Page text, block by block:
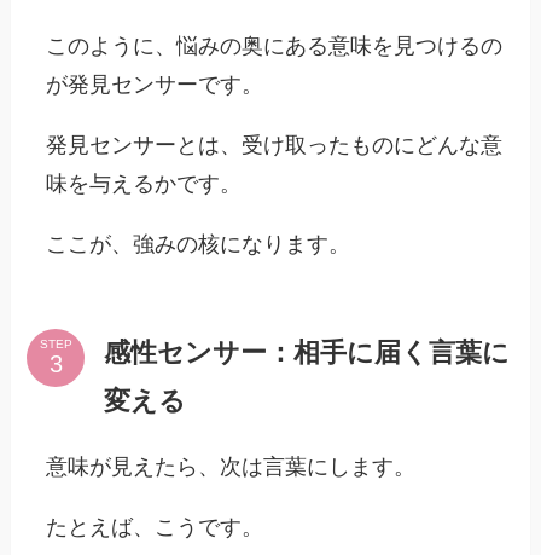
このように、悩みの奥にある意味を見つけるの
が発見センサーです。
発見センサーとは、受け取ったものにどんな意
味を与えるかです。
ここが、強みの核になります。
STEP
感性センサー：相手に届く言葉に
変える
意味が見えたら、次は言葉にします。
たとえば、こうです。